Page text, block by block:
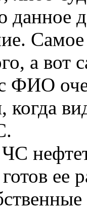
данное
Самое
а вот
ФИО
когда
ее